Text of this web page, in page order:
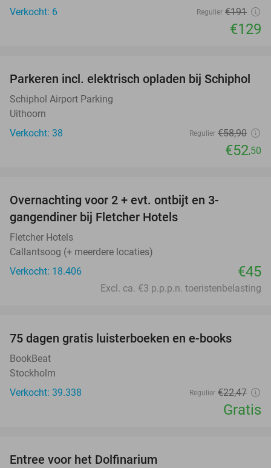
Verkocht: 6
Regulier €191
€129
11%
Parkeren incl. elektrisch opladen bij Schiphol
Schiphol Airport Parking
Uithoorn
Verkocht: 38
Regulier €58,90
€52,50
Overnachting voor 2 + evt. ontbijt en 3-
gangendiner bij Fletcher Hotels
Fletcher Hotels
Callantsoog (+ meerdere locaties)
Verkocht: 18.406
€45
Excl. ca. €3 p.p.p.n. toeristenbelasting
75 dagen gratis luisterboeken en e-books
BookBeat
Stockholm
Verkocht: 39.338
Regulier €22,47
Gratis
Entree voor het Dolfinarium